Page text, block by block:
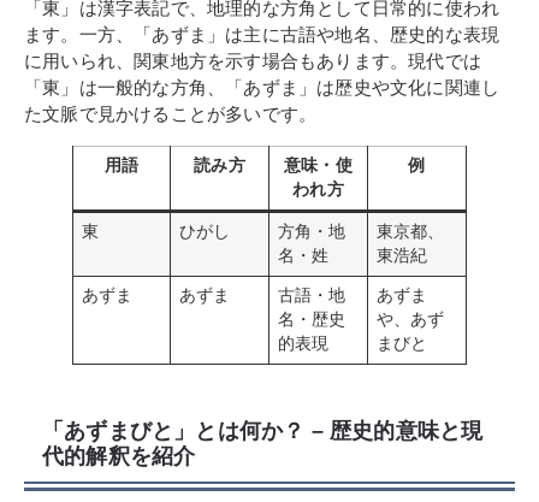
「東」は漢字表記で、地理的な方角として日常的に使われ
ます。一方、「あずま」は主に古語や地名、歴史的な表現
に用いられ、関東地方を示す場合もあります。現代では
「東」は一般的な方角、「あずま」は歴史や文化に関連し
た文脈で見かけることが多いです。
用語 読み方
意味・使
われ方
例
東 ひがし
方角・地
名・姓
東京都、
東浩紀
あずま あずま
古語・地
名・歴史
的表現
あずま
や、あず
まびと
「あずまびと」とは何か？ – 歴史的意味と現
代的解釈を紹介